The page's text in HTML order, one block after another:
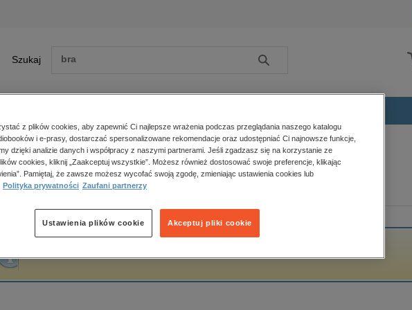
Szukaj Szukaj
Zobacz wszystkie E-prasa
polityka, społeczno-informacyjne
psychologiczne
popularno-naukowe
historia
główna Jerzy Wendorff
Wendorff
z plików cookies, aby zapewnić Ci najlepsze wrażenia podczas przeglądania naszego katalogu
i e-prasy, dostarczać spersonalizowane rekomendacje oraz udostępniać Ci najnowsze funkcje,
dzięki analizie danych i współpracy z naszymi partnerami. Jeśli zgadzasz się na korzystanie ze
cookies, kliknij „Zaakceptuj wszystkie”. Możesz również dostosować swoje preferencje, klikając
Pamiętaj, że zawsze możesz wycofać swoją zgodę, zmieniając ustawienia cookies lub
Polityka prywatności Zaufani partnerzy
Akceptuj pliki cookie
Ustawienia plików cookie